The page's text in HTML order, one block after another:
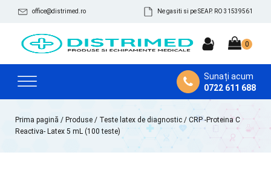
office@distrimed.ro Ne gasiti si pe SEAP. RO 31539561
Sunați acum
0722 611 688
Prima pagină / Produse / Teste latex de diagnostic / CRP -Proteina C
Reactiva- Latex 5 mL (100 teste)